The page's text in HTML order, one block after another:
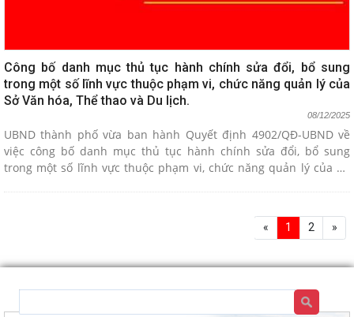
Công bố danh mục thủ tục hành chính sửa đổi, bổ sung
trong một số lĩnh vực thuộc phạm vi, chức năng quản lý của
Sở Văn hóa, Thể thao và Du lịch.
08/12/2025
UBND thành phố vừa ban hành Quyết định 4902/QĐ-UBND về
việc công bố danh mục thủ tục hành chính sửa đổi, bổ sung
trong một số lĩnh vực thuộc phạm vi, chức năng quản lý của Sở
« 1 2 »